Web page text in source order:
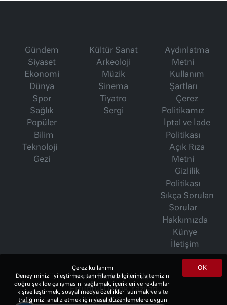
Gündem
Siyaset
Ekonomi
Dünya
Spor
Sağlık
Popüler
Bilim
Teknoloji
Gezi
Kültür Sanat
Arkeoloji
Müzik
Sinema
Tiyatro
Sergi
Aydınlatma
Metni
Kullanım
Şartları
Çerez
Politikamız
İptal ve İade
Politikası
Açık Rıza
Metni
Gizlilik
Politikası
Sıkça Sorulan
Sorular
Hakkımızda
Künye
İletişim
İsmet Berkan Yazıları
Ertuğrul Özkök Yazıları
Haftalık Gazete
OK
Çerez kullanımı
Deneyiminizi iyileştirmek, tanımlama bilgilerini, sitemizin
doğru şekilde çalışmasını sağlamak, içerikleri ve reklamları
kişiselleştirmek, sosyal medya özellikleri sunmak ve site
trafiğimizi analiz etmek için yasal düzenlemelere uygun